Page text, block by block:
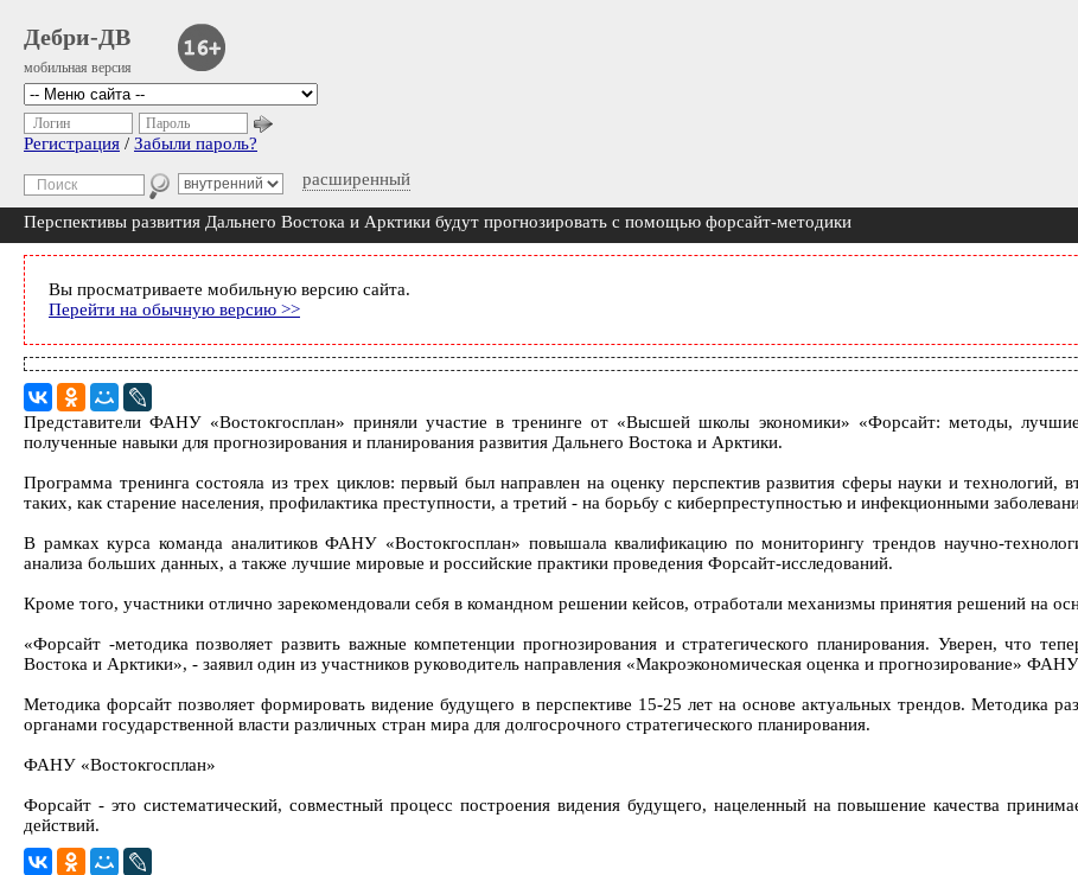
Дебри-ДВ
мобильная версия
расширенный
Логин Пароль
Регистрация / Забыли пароль?
Перспективы развития Дальнего Востока и Арктики будут прогнозировать с помощью форсайт-методики
Вы просматриваете мобильную версию сайта.
Перейти на обычную версию >>
Представители ФАНУ «Востокгосплан» приняли участие в тренинге от «Высшей школы экономики» «Форсайт: методы,
полученные навыки для прогнозирования и планирования развития Дальнего Востока и Арктики.
Программа тренинга состояла из трех циклов: первый был направлен на оценку перспектив развития сферы науки и
таких, как старение населения, профилактика преступности, а третий - на борьбу с киберпреступностью и инфекционными
В рамках курса команда аналитиков ФАНУ «Востокгосплан» повышала квалификацию по мониторингу трендов научно-
анализа больших данных, а также лучшие мировые и российские практики проведения Форсайт-исследований.
Кроме того, участники отлично зарекомендовали себя в командном решении кейсов, отработали механизмы принятия решений на
«Форсайт -методика позволяет развить важные компетенции прогнозирования и стратегического планирования. Уверен, что
Востока и Арктики», - заявил один из участников руководитель направления «Макроэкономическая оценка и прогнозирование»
Методика форсайт позволяет формировать видение будущего в перспективе 15-25 лет на основе актуальных трендов. Методика
органами государственной власти различных стран мира для долгосрочного стратегического планирования.
ФАНУ «Востокгосплан»
Форсайт - это систематический, совместный процесс построения видения будущего, нацеленный на повышение качества
действий.